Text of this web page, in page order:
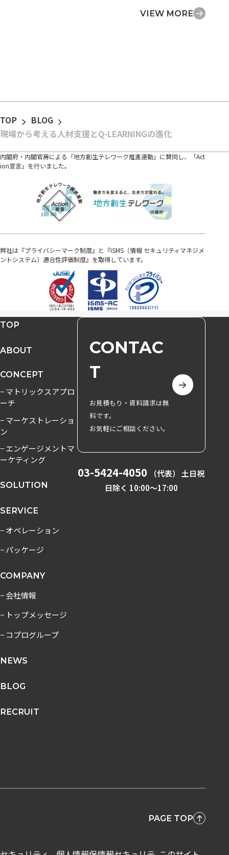
VIEW MORE
TOP
BLOG
現場から考える人材支援とQ-LEARNINGの進化
内閣府・内閣官房による「地方創生テレワーク推進運動」に賛同し、「Act
ion宣言」を行いました。
弊社は『プライバシーマーク制度』と『ISMS（情報 セキュリティマネジメ
ントシステム）適合性評価制度』を取得しています。
TOP
ABOUT
CONCEPT
− マトリックスアプロ
ーチ
− マーケストレーショ
ン
− エンゲージメントマ
ーケティング
SOLUTION
SERVICE
− オペレーション
− パッケージ
COMPANY
− 会社情報
− トップメッセージ
− コプログループ
NEWS
BLOG
RECRUIT
CONTAC
T
お見積もり・資料請求は無
料です。
お気軽にご相談ください。
03-5424-4050
（代表） 土日祝
日除く 10:00〜17:00
PAGE TOP